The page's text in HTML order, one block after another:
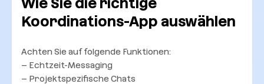
Koordinations-App auswählen
Achten Sie auf folgende Funktionen:
– Echtzeit-Messaging
– Projektspezifische Chats